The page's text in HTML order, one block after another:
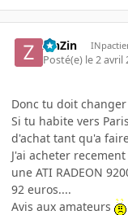
ZinZin
Posté(e) le 2 avril
Donc tu doit changer
Si tu habite vers
d'achat tant qu'a
J'ai acheter
une ATI RADEON
92 euros....
Avis aux amateurs